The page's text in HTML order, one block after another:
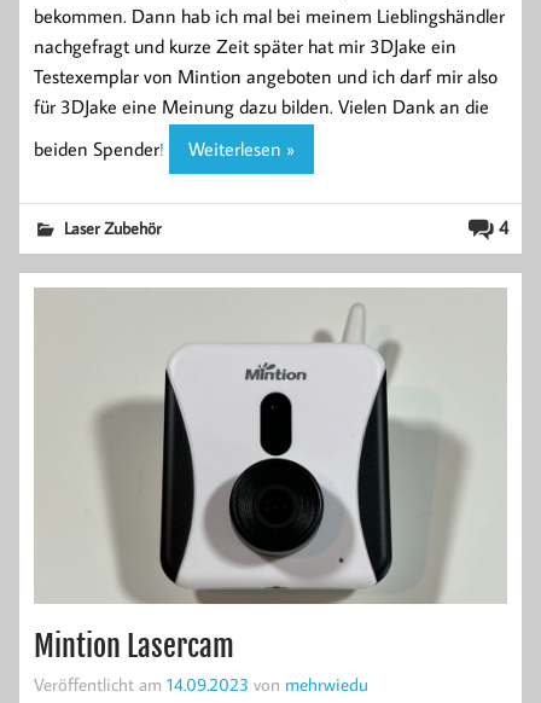
bekommen. Dann hab ich mal bei meinem Lieblingshändler
nachgefragt und kurze Zeit später hat mir 3DJake ein
Testexemplar von Mintion angeboten und ich darf mir also
für 3DJake eine Meinung dazu bilden. Vielen Dank an die
beiden Spender! Weiterlesen »
4
Laser Zubehör
Mintion Lasercam
Veröffentlicht am 14.09.2023 von mehrwiedu